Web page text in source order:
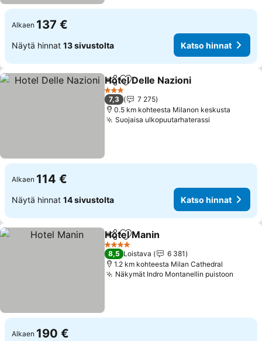
Alkaen 137 €
Näytä hinnat 13 sivustolta Katso hinnat
Jaa Lisää suosikkeihin
Hotel Delle Nazioni
3 Tähtiluokitus
7,3
7 275
0.5 km kohteesta Milanon keskusta
Suojaisa ulkopuutarhaterassi
Alkaen 114 €
Näytä hinnat 14 sivustolta Katso hinnat
Jaa Lisää suosikkeihin
Hotel Manin
4 Tähtiluokitus
8,5 Loistava
6 381
1.2 km kohteesta Milan Cathedral
Näkymät Indro Montanellin puistoon
Alkaen 190 €